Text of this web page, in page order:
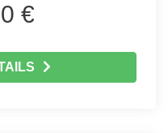
€